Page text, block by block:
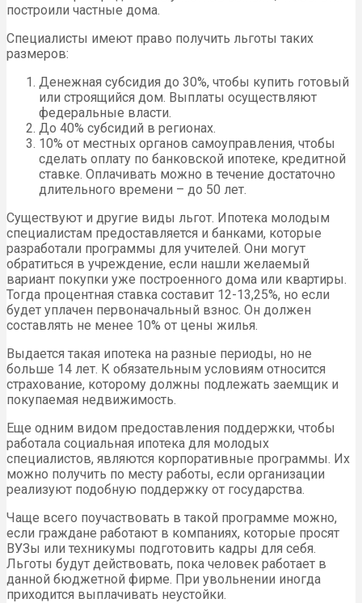
построили частные дома.
Специалисты имеют право получить льготы таких
размеров:
Денежная субсидия до 30%, чтобы купить готовый
или строящийся дом. Выплаты осуществляют
федеральные власти.
До 40% субсидий в регионах.
10% от местных органов самоуправления, чтобы
сделать оплату по банковской ипотеке, кредитной
ставке. Оплачивать можно в течение достаточно
длительного времени – до 50 лет.
Существуют и другие виды льгот. Ипотека молодым
специалистам предоставляется и банками, которые
разработали программы для учителей. Они могут
обратиться в учреждение, если нашли желаемый
вариант покупки уже построенного дома или квартиры.
Тогда процентная ставка составит 12-13,25%, но если
будет уплачен первоначальный взнос. Он должен
составлять не менее 10% от цены жилья.
Выдается такая ипотека на разные периоды, но не
больше 14 лет. К обязательным условиям относится
страхование, которому должны подлежать заемщик и
покупаемая недвижимость.
Еще одним видом предоставления поддержки, чтобы
работала социальная ипотека для молодых
специалистов, являются корпоративные программы. Их
можно получить по месту работы, если организации
реализуют подобную поддержку от государства.
Чаще всего поучаствовать в такой программе можно,
если граждане работают в компаниях, которые просят
ВУЗы или техникумы подготовить кадры для себя.
Льготы будут действовать, пока человек работает в
данной бюджетной фирме. При увольнении иногда
приходится выплачивать неустойки.